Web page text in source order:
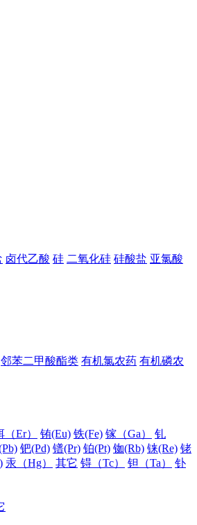
卤代乙酸 硅 二氧化硅 硅酸盐 亚氯酸
邻苯二甲酸酯类 有机氯农药 有机磷农
（Er） 铕(Eu) 铁(Fe) 镓（Ga）
钆
钯(Pd) 镨(Pr) 铂(Pt) 铷(Rb) 铼(Re) 铑
汞（Hg） 其它 锝（Tc） 钽（Ta）
钋